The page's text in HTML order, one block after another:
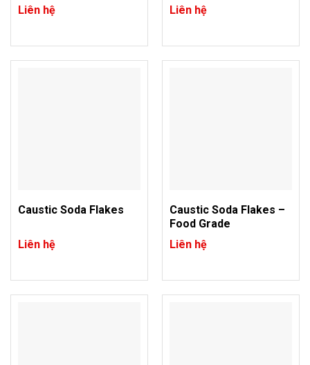
Liên hệ Liên hệ
Caustic Soda Flakes
Liên hệ
Caustic Soda Flakes –
Food Grade
Liên hệ